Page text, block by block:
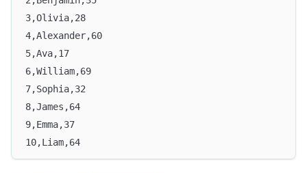
3,Olivia,28
4,Alexander,60
5,Ava,17
6,William,69
7,Sophia,32
8,James,64
9,Emma,37
10,Liam,64